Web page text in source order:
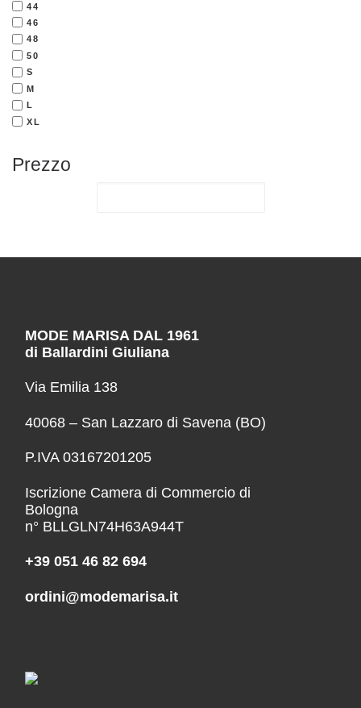
44
46
48
50
S
M
L
XL
Prezzo
MODE MARISA DAL 1961
di Ballardini Giuliana
Via Emilia 138
40068 – San Lazzaro di Savena (BO)
P.IVA 03167201205
Iscrizione Camera di Commercio di
Bologna
n° BLLGLN74H63A944T
+39 051 46 82 694
ordini@modemarisa.it